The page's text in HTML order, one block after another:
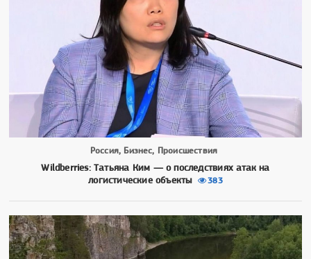
Россия, Бизнес, Происшествия
Wildberries: Татьяна Ким — о последствиях атак на
логистические объекты
383